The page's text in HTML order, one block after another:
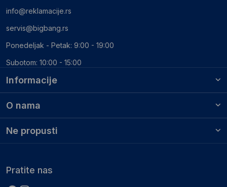
Informacije
O nama
Ne propusti
info@reklamacije.rs
servis@bigbang.rs
Ponedeljak - Petak: 9:00 - 19:00
Subotom: 10:00 - 15:00
Pratite nas